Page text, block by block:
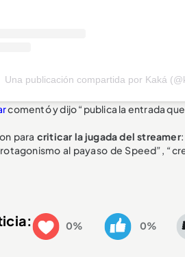
Una publicación compartida por Kaká
comentó y dijo “publica la entrada
para criticar la jugada del streamer
al payaso de Speed”,
0% 0%